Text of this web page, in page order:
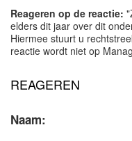
Reageren op de reactie:
elders dit jaar over dit
Hiermee stuurt u
reactie wordt niet op
REAGEREN
Naam: